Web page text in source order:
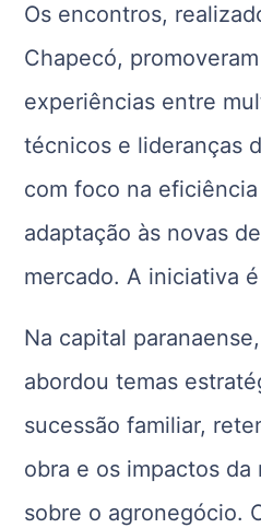
Os encontros,
Chapecó,
experiências entre
técnicos e lideranças
com foco na
adaptação às novas
mercado. A iniciativa
Na capital
abordou temas
sucessão familiar,
obra e os impactos
sobre o agronegócio.